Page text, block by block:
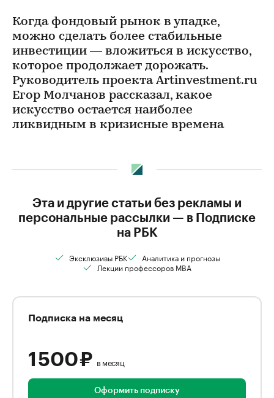
Когда фондовый рынок в упадке,
можно сделать более стабильные
инвестиции — вложиться в искусство,
которое продолжает дорожать.
Руководитель проекта Artinvestment.ru
Егор Молчанов рассказал, какое
искусство остается наиболее
ликвидным в кризисные времена
Эта и другие статьи без рекламы и
персональные рассылки — в Подписке
на РБК
Эксклюзивы РБК
Аналитика и прогнозы
Лекции профессоров MBA
Подписка на месяц
1 500 ₽ в месяц
Оформить подписку